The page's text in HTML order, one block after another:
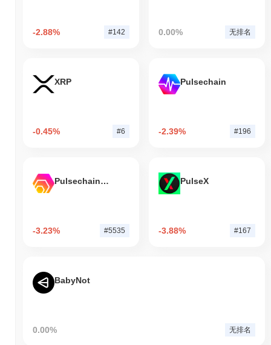
-2.88% #142 0.00% 无排名
XRP
-0.45% #6
Pulsechain
-2.39% #196
Pulsechain Bridged HEX (Pulsechain)
-3.23% #5535
PulseX
-3.88% #167
BabyNot
0.00% 无排名